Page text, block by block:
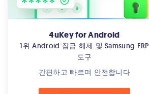
4uKey for Android
1위 Android 잠금 해제 및 Samsung FRP
도구
간편하고 빠르며 안전합니다